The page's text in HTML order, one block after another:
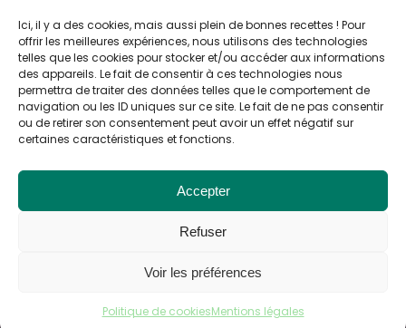
Ici, il y a des cookies, mais aussi plein de bonnes recettes ! Pour
offrir les meilleures expériences, nous utilisons des technologies
telles que les cookies pour stocker et/ou accéder aux informations
des appareils. Le fait de consentir à ces technologies nous
permettra de traiter des données telles que le comportement de
navigation ou les ID uniques sur ce site. Le fait de ne pas consentir
ou de retirer son consentement peut avoir un effet négatif sur
certaines caractéristiques et fonctions.
Accepter
Refuser
Voir les préférences
Politique de cookiesMentions légales
En vous inscrivant, vous acceptez de recevoir des
communications de la part de Cuisto Cook.
👩🏼‍🍳 Suivez-nous !
© Cuisto Cook 2025